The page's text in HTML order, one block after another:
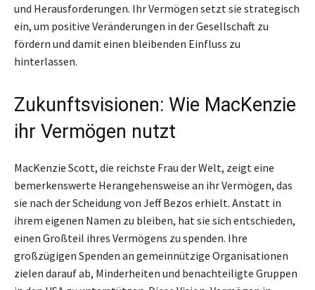
und Herausforderungen. Ihr Vermögen setzt sie strategisch
ein, um positive Veränderungen in der Gesellschaft zu
fördern und damit einen bleibenden Einfluss zu
hinterlassen.
Zukunftsvisionen: Wie MacKenzie
ihr Vermögen nutzt
MacKenzie Scott, die reichste Frau der Welt, zeigt eine
bemerkenswerte Herangehensweise an ihr Vermögen, das
sie nach der Scheidung von Jeff Bezos erhielt. Anstatt in
ihrem eigenen Namen zu bleiben, hat sie sich entschieden,
einen Großteil ihres Vermögens zu spenden. Ihre
großzügigen Spenden an gemeinnützige Organisationen
zielen darauf ab, Minderheiten und benachteiligte Gruppen